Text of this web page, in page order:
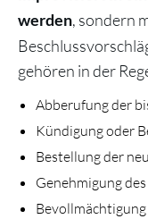
werden, sondern
gehören in der
Abberufung der
Kündigung oder
Bestellung der
Genehmigung